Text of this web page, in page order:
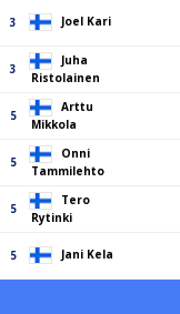
3 Joel Kari
3
Juha
Ristolainen
5
Arttu
Mikkola
5
Onni
Tammilehto
5
Tero
Rytinki
5 Jani Kela